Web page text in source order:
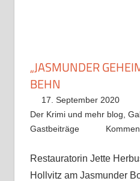
„JASMUNDER
BEHN
17. September 2020
Der Krimi und mehr blog
Gastbeiträge
Restauratorin Jette
Hollvitz am Jasmunder